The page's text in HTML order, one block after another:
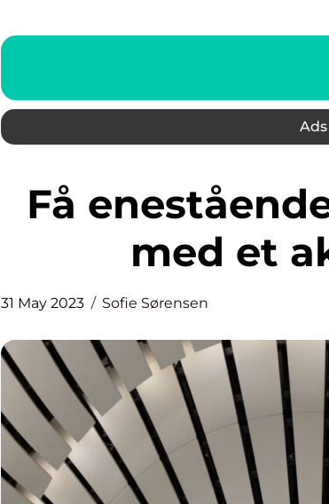
Ads
Få enestående lydoplevelser
med et
31 May 2023 Sofie Sørensen